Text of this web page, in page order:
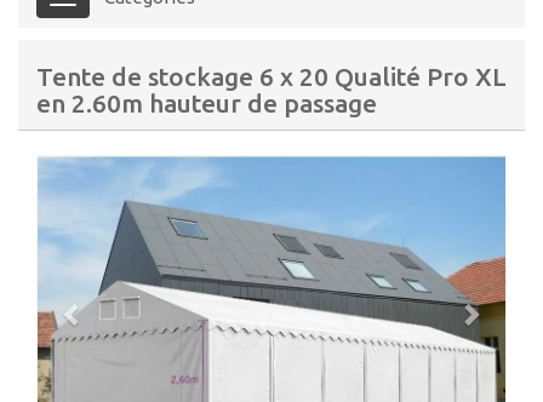
Tente de stockage 6 x 20 Qualité Pro XL
en 2.60m hauteur de passage